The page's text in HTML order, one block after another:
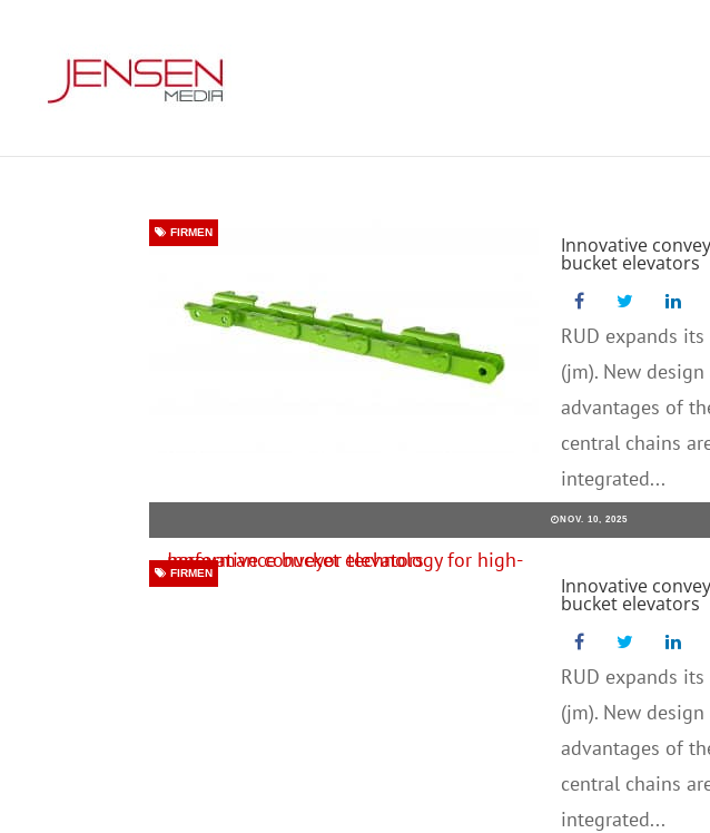
Innovative
bucket elevators
FIRMEN
RUD expands
(jm). New
advantages of
central chains
integrated...
NOV. 10, 2025
Innovative
bucket elevators
FIRMEN
RUD expands
(jm). New
advantages of
central chains
integrated...